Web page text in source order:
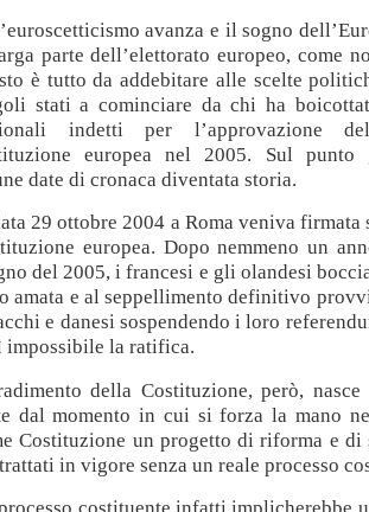
avanza e il sogno
parte dell’elettorato europeo, come
è tutto da addebitare alle scelte
stati a cominciare da chi ha
indetti per l’approvazione
europea nel 2005. Sul punto
date di cronaca diventata storia.
29 ottobre 2004 a Roma veniva firmata
europea. Dopo nemmeno un
del 2005, i francesi e gli olandesi
amata e al seppellimento definitivo
e danesi sospendendo i loro
impossibile la ratifica.
della Costituzione, però, nasce
dal momento in cui si forza la mano
Costituzione un progetto di riforma e di
in vigore senza un reale processo